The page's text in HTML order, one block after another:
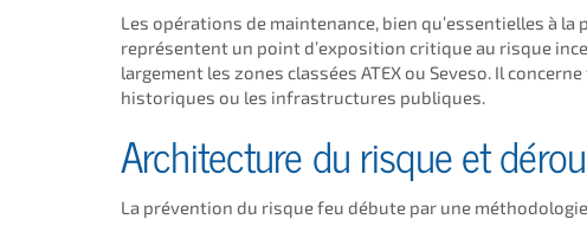
Les opérations de maintenance, bien qu’essentielles à
représentent un point d’exposition critique au risque
largement les zones classées ATEX ou Seveso. Il
historiques ou les infrastructures publiques.
Architecture du risque et
La prévention du risque feu débute par une